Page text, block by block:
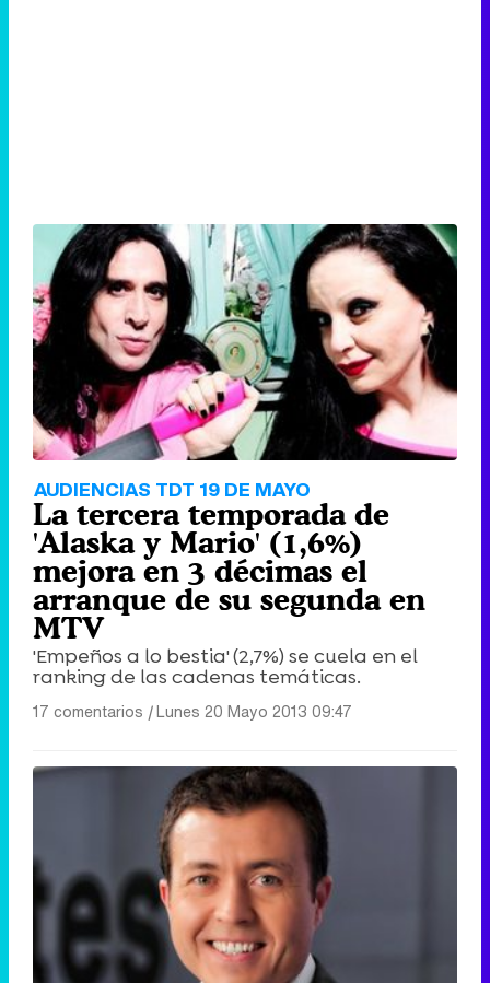
AUDIENCIAS TDT 19 DE MAYO
La tercera temporada de
'Alaska y Mario' (1,6%)
mejora en 3 décimas el
arranque de su segunda en
MTV
'Empeños a lo bestia' (2,7%) se cuela en el
ranking de las cadenas temáticas.
17 comentarios |Lunes 20 Mayo 2013 09:47